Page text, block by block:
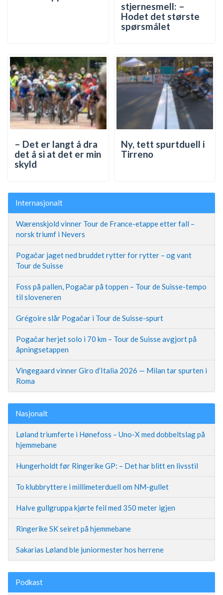
stjernesmell: –
Hodet det største
spørsmålet
– Det er langt å dra
det å si at det er min
skyld
Ny, tett spurtduell i
Tirreno
Internasjonalt
Wærenskjold vinner Tour de France-etappe etter fall –
norsk triumf i Nevers
Pogačar jaget ned bruddet rytter for rytter – og vant
Tour de Suisse
Foss på pallen, Pogačar på toppen – Tour de Suisse-tempo
til sloveneren
Grégoire slår Pogačar i Tour de Suisse-spurt
Pogačar herjet solo i 70 km – Tour de Suisse avgjort på
åpningsetappen
Vingegaard vinner Giro d’Italia 2026 — Milan tar spurten i
Roma
Nasjonalt
Løland triumferte i Hønefoss – Uno-X med dobbeltslag på
hjemmebane
Hungerholdt før Ringerike GP: – Det har blitt en livsstil
To klubbryttere i millimeterduell om NM-gullet
Halve gullgruppa kjørte feil med 350 meter igjen
Ringerike SK seiret på hjemmebane
Sakarias Løland ble juniormester hos herrene
Podkast